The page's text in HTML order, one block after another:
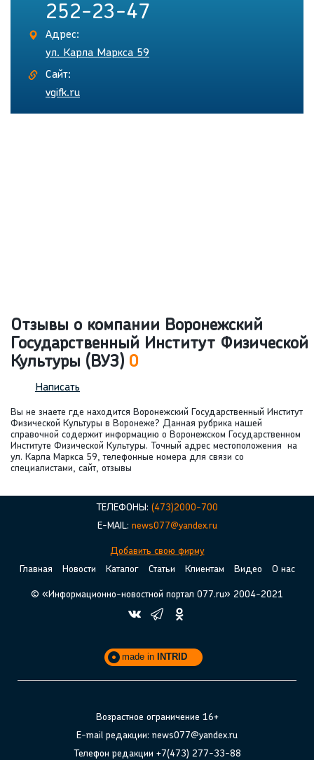
252-23-47
Адрес:
ул. Карла Маркса 59
Сайт:
vgifk.ru
Отзывы о компании Воронежский
Государственный Институт Физической
Культуры (ВУЗ) 0
Написать
Вы не знаете где находится Воронежский Государственный Институт
Физической Культуры в Воронеже? Данная рубрика нашей
справочной содержит информацию о Воронежском Государственном
Институте Физической Культуры. Точный адрес местоположения на
ул. Карла Маркса 59, телефонные номера для связи со
специалистами, сайт, отзывы
ТЕЛЕФОНЫ: (473)2000-700
E-MAIL: news077@yandex.ru
Добавить свою фирму
Главная
Новости Каталог Статьи Клиентам Видео О нас
© «Информационно-новостной портал 077.ru» 2004-2021
made in INTRID
Возрастное ограничение 16+
E-mail редакции: news077@yandex.ru
Телефон редакции +7(473) 277-33-88